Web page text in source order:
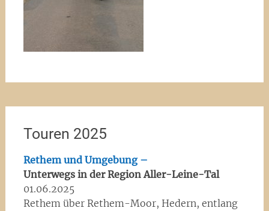
Touren 2025
Rethem und Umgebung –
Unterwegs in der Region Aller-Leine-Tal
01.06.2025
Rethem über Rethem-Moor, Hedern, entlang